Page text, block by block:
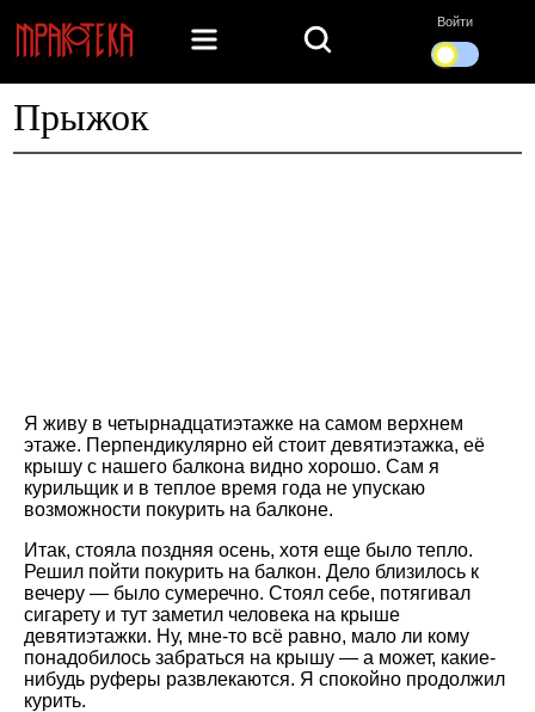
Войти
Прыжок
Я живу в четырнадцатиэтажке на самом верхнем
этаже. Перпендикулярно ей стоит девятиэтажка, её
крышу с нашего балкона видно хорошо. Сам я
курильщик и в теплое время года не упускаю
возможности покурить на балконе.
Итак, стояла поздняя осень, хотя еще было тепло.
Решил пойти покурить на балкон. Дело близилось к
вечеру — было сумеречно. Стоял себе, потягивал
сигарету и тут заметил человека на крыше
девятиэтажки. Ну, мне-то всё равно, мало ли кому
понадобилось забраться на крышу — а может, какие-
нибудь руферы развлекаются. Я спокойно продолжил
курить.